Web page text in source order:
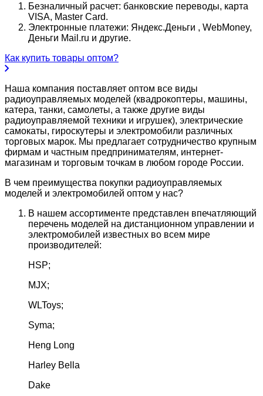
Безналичный расчет: банковские переводы, карта
VISA, Master Card.
Электронные платежи: Яндекс.Деньги , WebMoney,
Деньги Mail.ru и другие.
Как купить товары оптом?
Наша компания поставляет оптом все виды
радиоуправляемых моделей (квадрокоптеры, машины,
катера, танки, самолеты, а также другие виды
радиоуправляемой техники и игрушек), электрические
самокаты, гироскутеры и электромобили различных
торговых марок. Мы предлагает сотрудничество крупным
фирмам и частным предпринимателям, интернет-
магазинам и торговым точкам в любом городе России.
В чем преимущества покупки радиоуправляемых
моделей и электромобилей оптом у нас?
В нашем ассортименте представлен впечатляющий
перечень моделей на дистанционном управлении и
электромобилей известных во всем мире
производителей:
HSP;
MJX;
WLToys;
Syma;
Heng Long
Harley Bella
Dake